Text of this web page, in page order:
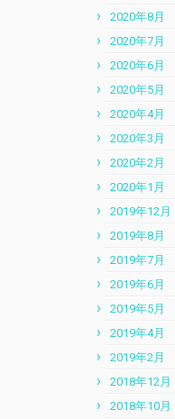
2020年8月
2020年7月
2020年6月
2020年5月
2020年4月
2020年3月
2020年2月
2020年1月
2019年12月
2019年8月
2019年7月
2019年6月
2019年5月
2019年4月
2019年2月
2018年12月
2018年10月